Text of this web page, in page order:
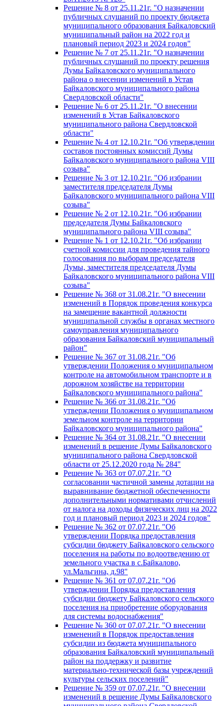
Решение № 8 от 25.11.21г. "О назначении
публичных слушаний по проекту бюджета
муниципального образования Байкаловский
муниципальный район на 2022 год и
плановый период 2023 и 2024 годов"
Решение № 7 от 25.11.21г. "О назначении
публичных слушаний по проекту решения
Думы Байкаловского муниципального
района о внесении изменений в Устав
Байкаловского муниципального района
Свердловской области"
Решение № 6 от 25.11.21г. "О внесении
изменений в Устав Байкаловского
муниципального района Свердловской
области"
Решение № 4 от 12.10.21г. "Об утверждении
составов постоянных комиссий Думы
Байкаловского муниципального района VIII
созыва"
Решение № 3 от 12.10.21г. "Об избрании
заместителя председателя Думы
Байкаловского муниципального района VIII
созыва"
Решение № 2 от 12.10.21г. "Об избрании
председателя Думы Байкаловского
муниципального района VIII созыва"
Решение № 1 от 12.10.21г. "Об избрании
счетной комиссии для проведения тайного
голосования по выборам председателя
Думы, заместителя председателя Думы
Байкаловского муниципального района VIII
созыва"
Решение № 368 от 31.08.21г. "О внесении
изменений в Порядок проведения конкурса
на замещение вакантной должности
муниципальной службы в органах местного
самоуправления муниципального
образования Байкаловский муниципальный
район"
Решение № 367 от 31.08.21г. "Об
утверждении Положения о муниципальном
контроле на автомобильном транспорте и в
дорожном хозяйстве на территории
Байкаловского муниципального района"
Решение № 366 от 31.08.21г. "Об
утверждении Положения о муниципальном
земельном контроле на территории
Байкаловского муниципального района"
Решение № 364 от 31.08.21г. "О внесении
изменений в решение Думы Байкаловского
муниципального района Свердловской
области от 25.12.2020 года № 284"
Решение № 363 от 07.07.21г. "О
согласовании частичной замены дотации на
выравнивание бюджетной обеспеченности
дополнительными нормативами отчислений
от налога на доходы физических лиц на 2022
год и плановый период 2023 и 2024 годов"
Решение № 362 от 07.07.21г. "Об
утверждении Порядка предоставления
субсидии бюджету Байкаловского сельского
поселения на работы по водоотведению от
земельного участка в с.Байкалово,
ул.Мальгина, д.98"
Решение № 361 от 07.07.21г. "Об
утверждении Порядка предоставления
субсидии бюджету Байкаловского сельского
поселения на приобретение оборудования
для системы водоснабжения"
Решение № 360 от 07.07.21г. "О внесении
изменений в Порядок предоставления
субсидии из бюджета муниципального
образования Байкаловский муниципальный
район на поддержку и развитие
материально-технической базы учреждений
культуры сельских поселений"
Решение № 359 от 07.07.21г. "О внесении
изменений в решение Думы Байкаловского